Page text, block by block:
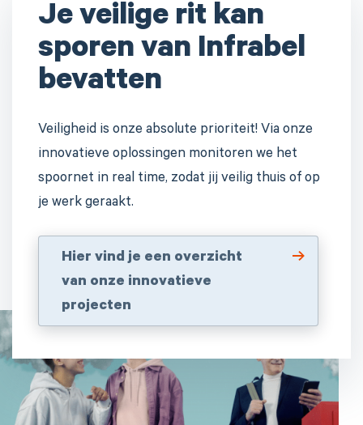
Je veilige rit kan
sporen van Infrabel
bevatten
Veiligheid is onze absolute prioriteit! Via onze
innovatieve oplossingen monitoren we het
spoornet in real time, zodat jij veilig thuis of op
je werk geraakt.
Hier vind je een overzicht
van onze innovatieve
projecten